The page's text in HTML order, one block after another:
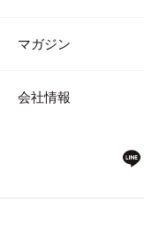
マガジン
会社情報